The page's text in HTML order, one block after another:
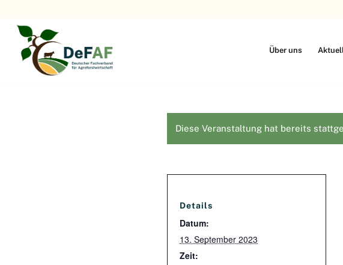
Über uns
Diese Veranstaltung hat bereits
Details
Datum:
13. September 2023
Zeit: